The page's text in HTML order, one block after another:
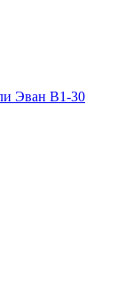
Эван В1-30